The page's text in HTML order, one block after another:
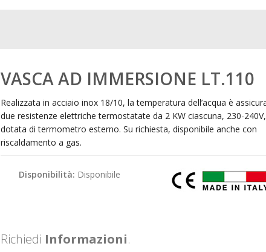
VASCA AD IMMERSIONE LT.110
Realizzata in acciaio inox 18/10, la temperatura dell’acqua è
due resistenze elettriche termostatate da 2 KW ciascuna, 230-240V,
dotata di termometro esterno. Su richiesta, disponibile anche con
riscaldamento a gas.
Disponibilità: Disponibile
Richiedi Informazioni.